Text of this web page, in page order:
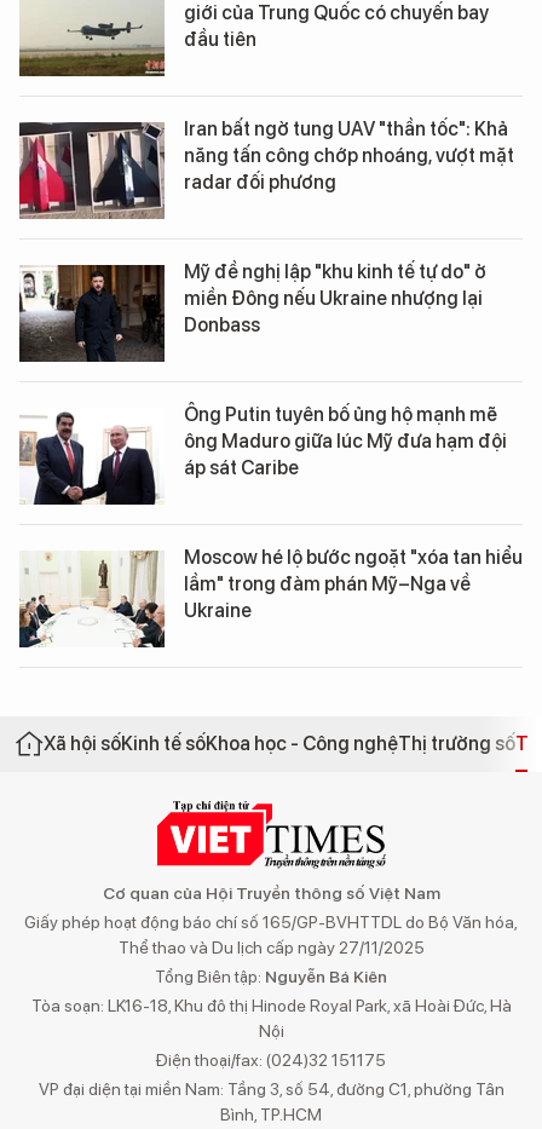
giới của Trung Quốc có chuyến bay
đầu tiên
Iran bất ngờ tung UAV "thần tốc": Khả
năng tấn công chớp nhoáng, vượt mặt
radar đối phương
Mỹ đề nghị lập "khu kinh tế tự do" ở
miền Đông nếu Ukraine nhượng lại
Donbass
Ông Putin tuyên bố ủng hộ mạnh mẽ
ông Maduro giữa lúc Mỹ đưa hạm đội
áp sát Caribe
Moscow hé lộ bước ngoặt "xóa tan hiểu
lầm" trong đàm phán Mỹ–Nga về
Ukraine
Xã hội sốKinh tế sốKhoa học - Công nghệThị trường số
Cơ quan của Hội Truyền thông số Việt Nam
Giấy phép hoạt động báo chí số 165/GP-BVHTTDL do Bộ Văn hóa,
Thể thao và Du lịch cấp ngày 27/11/2025
Tổng Biên tập: Nguyễn Bá Kiên
Tòa soạn: LK16-18, Khu đô thị Hinode Royal Park, xã Hoài Đức, Hà
Nội
Điện thoại/fax: (024)32 151175
VP đại diện tại miền Nam: Tầng 3, số 54, đường C1, phường Tân
Bình, TP.HCM